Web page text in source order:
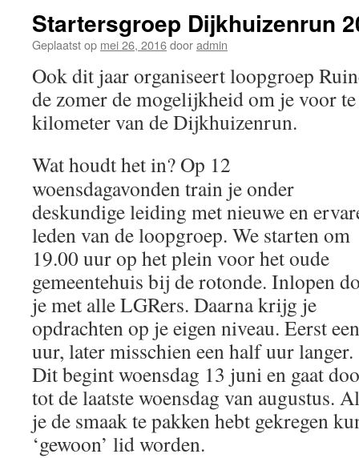
Startersgroep Dijkhuizenrun
Geplaatst op mei 26, 2016dooradmin
Ook dit jaar organiseert loopgroep
de zomer de mogelijkheid om je voor
kilometer van de Dijkhuizenrun.
Wat houdt het in? Op 12
woensdagavonden train je onder
deskundige leiding met nieuwe en
leden van de loopgroep. We starten om
19.00 uur op het plein voor het oude
gemeentehuis bij de rotonde. Inlopen
je met alle LGRers. Daarna krijg je
opdrachten op je eigen niveau. Eerst een
uur, later misschien een half uur langer.
Dit begint woensdag 13 juni en gaat
tot de laatste woensdag van augustus.
je de smaak te pakken hebt gekregen
‘gewoon’ lid worden.